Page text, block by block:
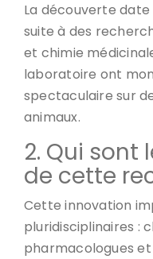
La découverte
suite à des
et chimie
laboratoire ont
spectaculaire sur
animaux.
2. Qui sont
de cette
Cette innovation
pluridisciplinaires :
pharmacologues